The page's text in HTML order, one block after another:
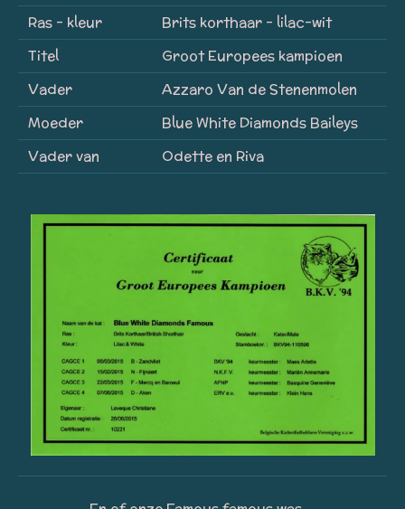
Ras - kleur
Brits korthaar - lilac-wit
Titel
Groot Europees kampioen
Vader
Azzaro Van de Stenenmolen
Moeder
Blue White Diamonds Baileys
Vader van
Odette en Riva